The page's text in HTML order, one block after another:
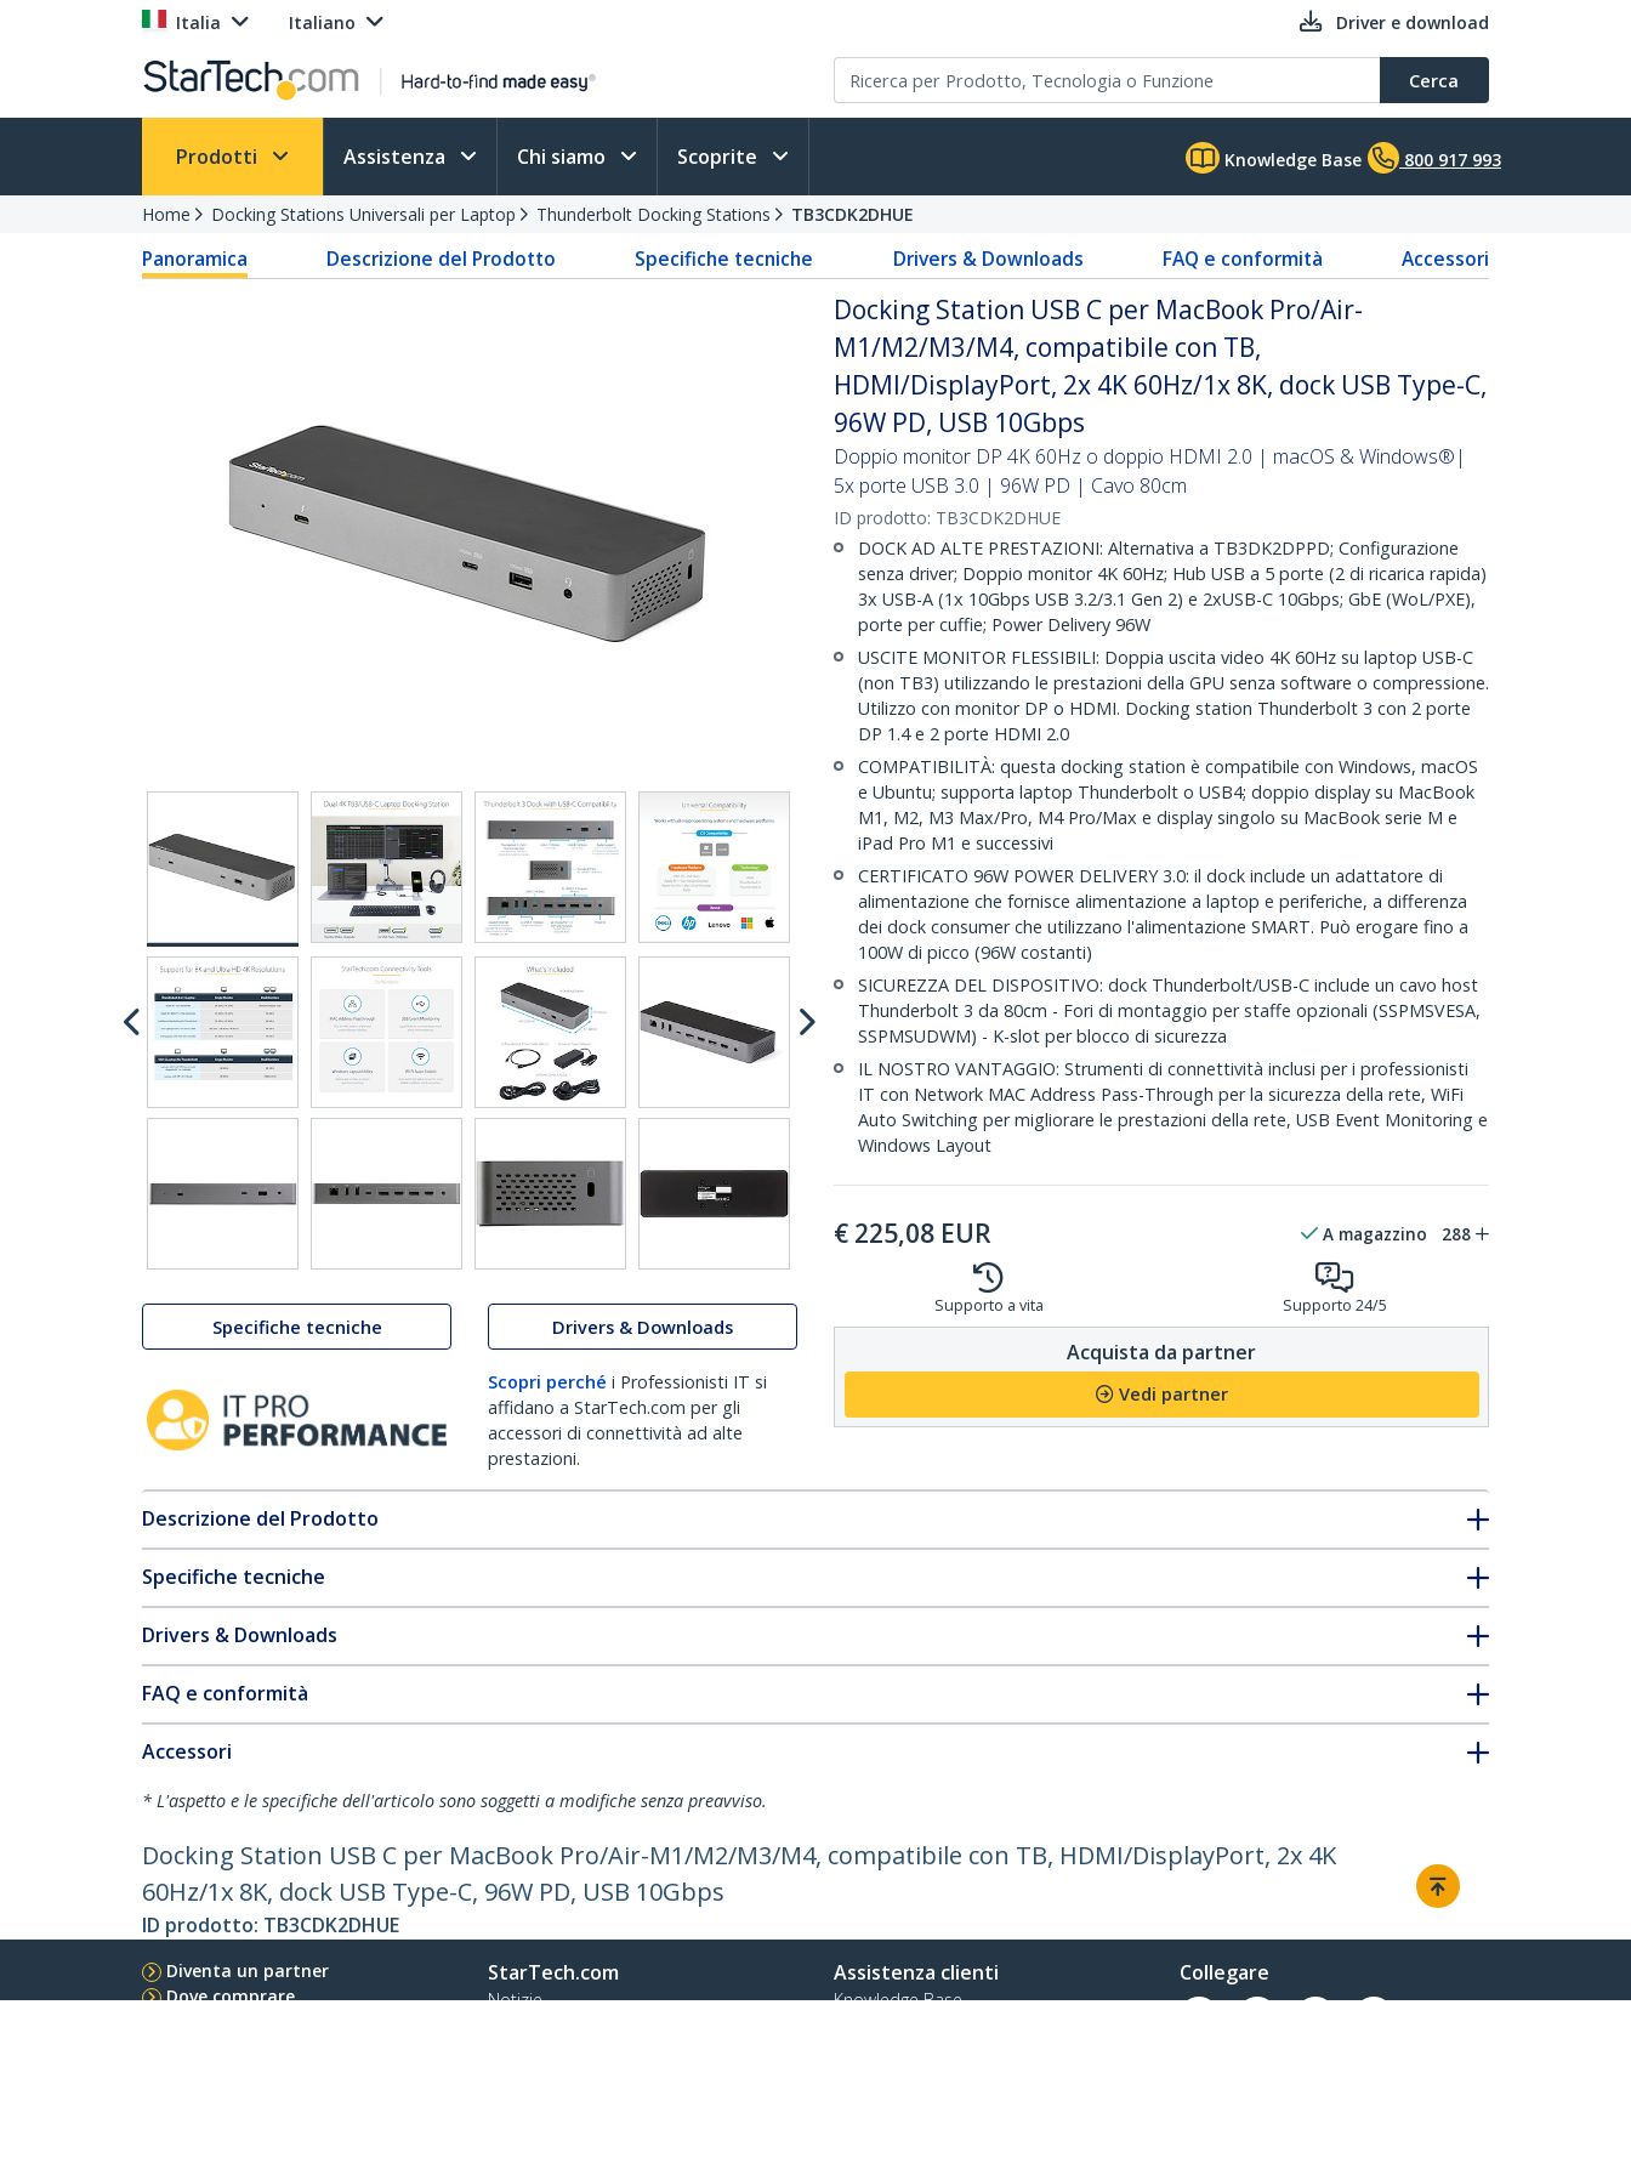
Italia Italiano Driver e download
Cerca
Prodotti Assistenza Chi siamo Scoprite Knowledge Base 800 917 993
Home Docking Stations Universali per Laptop Thunderbolt Docking Stations TB3CDK2DHUE
Panoramica Descrizione del Prodotto Specifiche tecniche Drivers & Downloads FAQ e conformità Accessori
Specifiche tecniche Drivers & Downloads
Scopri perché i Professionisti IT si
affidano a StarTech.com per gli
accessori di connettività ad alte
prestazioni.
Docking Station USB C per MacBook Pro/Air-
M1/M2/M3/M4, compatibile con TB,
HDMI/DisplayPort, 2x 4K 60Hz/1x 8K, dock USB Type-C,
96W PD, USB 10Gbps
Doppio monitor DP 4K 60Hz o doppio HDMI 2.0 | macOS & Windows®|
5x porte USB 3.0 | 96W PD | Cavo 80cm
ID prodotto: TB3CDK2DHUE
DOCK AD ALTE PRESTAZIONI: Alternativa a TB3DK2DPPD; Configurazione
senza driver; Doppio monitor 4K 60Hz; Hub USB a 5 porte (2 di ricarica rapida)
3x USB-A (1x 10Gbps USB 3.2/3.1 Gen 2) e 2xUSB-C 10Gbps; GbE (WoL/PXE),
porte per cuffie; Power Delivery 96W
USCITE MONITOR FLESSIBILI: Doppia uscita video 4K 60Hz su laptop USB-C
(non TB3) utilizzando le prestazioni della GPU senza software o compressione.
Utilizzo con monitor DP o HDMI. Docking station Thunderbolt 3 con 2 porte
DP 1.4 e 2 porte HDMI 2.0
COMPATIBILITÀ: questa docking station è compatibile con Windows, macOS
e Ubuntu; supporta laptop Thunderbolt o USB4; doppio display su MacBook
M1, M2, M3 Max/Pro, M4 Pro/Max e display singolo su MacBook serie M e
iPad Pro M1 e successivi
CERTIFICATO 96W POWER DELIVERY 3.0: il dock include un adattatore di
alimentazione che fornisce alimentazione a laptop e periferiche, a differenza
dei dock consumer che utilizzano l'alimentazione SMART. Può erogare fino a
100W di picco (96W costanti)
SICUREZZA DEL DISPOSITIVO: dock Thunderbolt/USB-C include un cavo host
Thunderbolt 3 da 80cm - Fori di montaggio per staffe opzionali (SSPMSVESA,
SSPMSUDWM) - K-slot per blocco di sicurezza
IL NOSTRO VANTAGGIO: Strumenti di connettività inclusi per i professionisti
IT con Network MAC Address Pass-Through per la sicurezza della rete, WiFi
Auto Switching per migliorare le prestazioni della rete, USB Event Monitoring e
Windows Layout
€ 225,08 EUR A magazzino 288
Supporto a vita Supporto 24/5
Acquista da partner
Vedi partner
Descrizione del Prodotto
Specifiche tecniche
Drivers & Downloads
FAQ e conformità
Accessori
* L'aspetto e le specifiche dell'articolo sono soggetti a modifiche senza preavviso.
Docking Station USB C per MacBook Pro/Air-M1/M2/M3/M4, compatibile con TB, HDMI/DisplayPort, 2x 4K
60Hz/1x 8K, dock USB Type-C, 96W PD, USB 10Gbps
ID prodotto: TB3CDK2DHUE
Diventa un partner
Dove comprare
StarTech.com
Notizie
Assistenza clienti
Knowledge Base
Collegare